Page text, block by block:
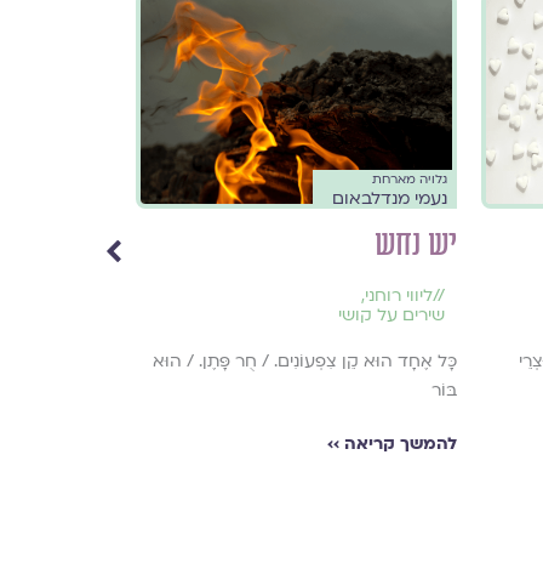
גלויה מארחת
נעמי מנדלבאום
יש נחש
//ליווי רוחני,
שירים על קושי
כָּל אֶחָד הוּא קֵן צִפְעוֹנִים. / חֻר פָּתֶן. / הוּא
בּוֹר
להמשך קריאה ››
עפיפון